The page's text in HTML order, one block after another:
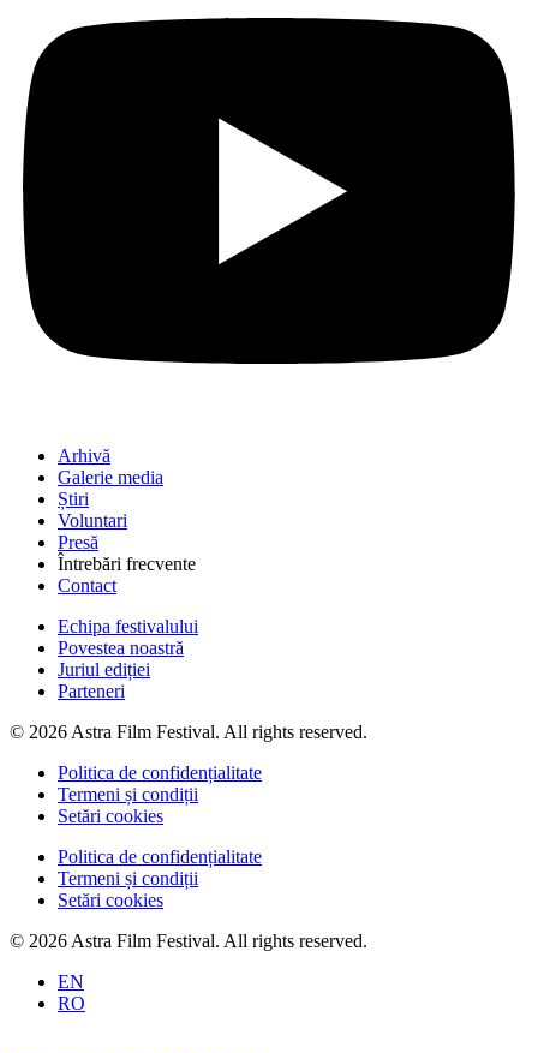
Arhivă
Galerie media
Știri
Voluntari
Presă
Întrebări frecvente
Contact
Echipa festivalului
Povestea noastră
Juriul ediției
Parteneri
© 2026 Astra Film Festival. All rights reserved.
Politica de confidențialitate
Termeni și condiții
Setări cookies
Politica de confidențialitate
Termeni și condiții
Setări cookies
© 2026 Astra Film Festival. All rights reserved.
EN
RO